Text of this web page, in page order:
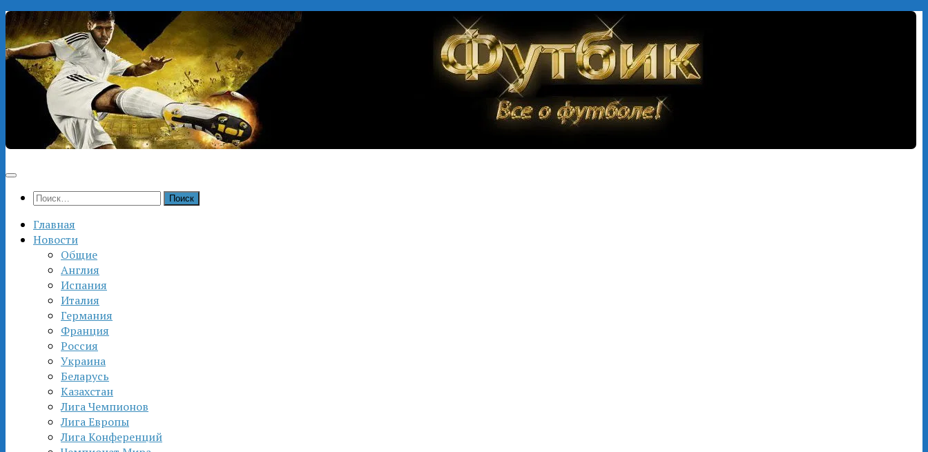
Перейти
к
содержимому
Найти:
Главная
Новости
Общие
Англия
Испания
Италия
Германия
Франция
Россия
Украина
Беларусь
Казахстан
Лига Чемпионов
Лига Европы
Лига Конференций